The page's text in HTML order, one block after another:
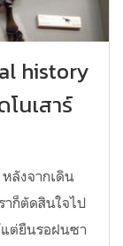
history
นเสาร์
ลังจากเดิน
าก็ตัดสินใจไป
ต่ยืนรอฝนซา